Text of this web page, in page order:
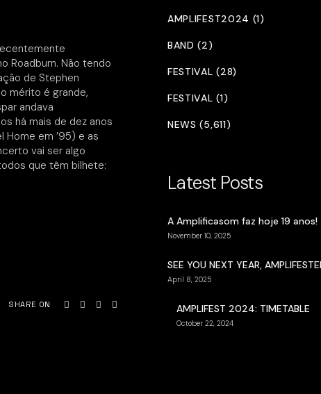
Roadburn. Não tendo
de Stephen
mérito é grande,
andava
há mais de dez anos
Home em ’95) e as
vai ser algo
que têm bilhete:
SHARE ON
AMPLIFEST2024 (1)
BAND (2)
FESTIVAL (28)
FESTIVAL (1)
NEWS (5,611)
Latest Posts
A Amplificasom faz hoje 19 anos!
November 10, 2025
SEE YOU NEXT YEAR,
April 8, 2025
AMPLIFEST 2024: TIMETABLE
October 22, 2024